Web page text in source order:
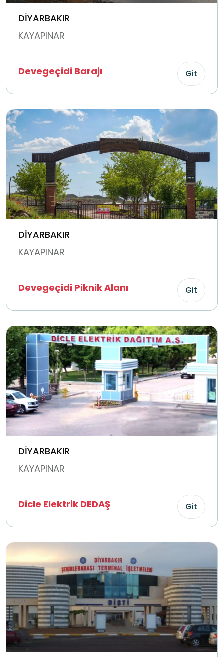
DİYARBAKIR
KAYAPINAR
Devegeçidi Barajı Git
DİYARBAKIR
KAYAPINAR
Devegeçidi Piknik Alanı Git
DİYARBAKIR
KAYAPINAR
Dicle Elektrik DEDAŞ Git